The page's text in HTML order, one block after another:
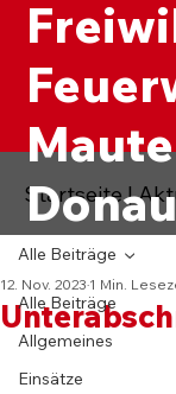
Alle Beiträge
Allgemeines
Einsätze
Alle Beiträge
12. Nov. 2023 1 Min.
Startseite|